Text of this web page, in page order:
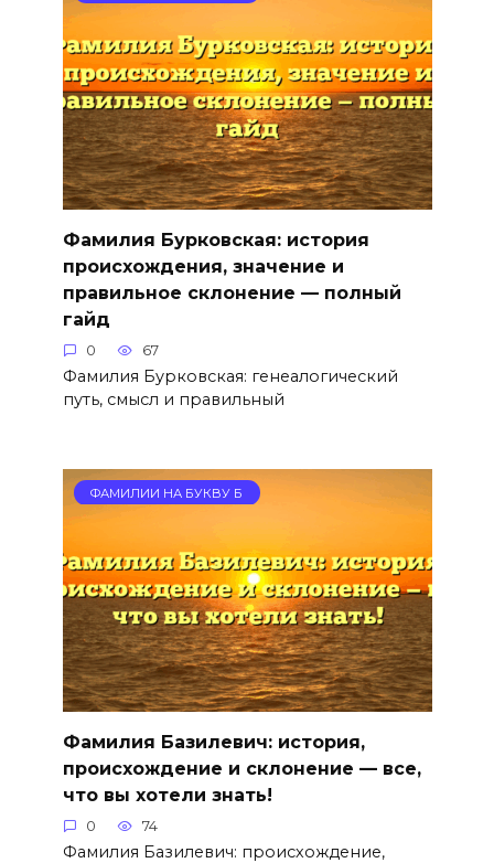
Фамилия Бурковская: история
происхождения, значение и
правильное склонение — полный
гайд
0 67
Фамилия Бурковская: генеалогический
путь, смысл и правильный
ФАМИЛИИ НА БУКВУ Б
Фамилия Базилевич: история,
происхождение и склонение — все,
что вы хотели знать!
0 74
Фамилия Базилевич: происхождение,